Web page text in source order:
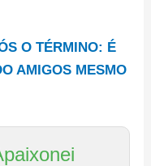
O TÉRMINO: É
AMIGOS MESMO